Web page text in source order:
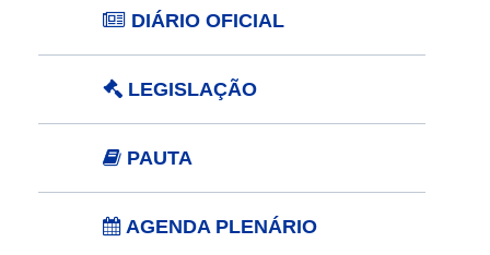
DIÁRIO OFICIAL
LEGISLAÇÃO
PAUTA
AGENDA PLENÁRIO